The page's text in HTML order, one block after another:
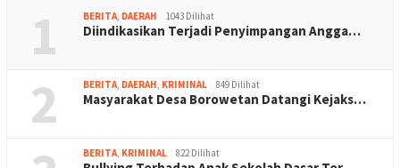
1 BERITA DAERAH 1043 Dilihat
Diindikasikan Terjadi Penyimpangan Angga…
2 BERITA DAERAH KRIMINAL 849 Dilihat
Masyarakat Desa Borowetan Datangi Kejaks…
BERITA KRIMINAL 822 Dilihat